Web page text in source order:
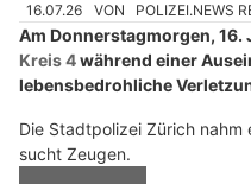
16.07.26 VON POLIZEI.NEWS
Am Donnerstagmorgen,
Kreis 4während einer
lebensbedrohliche
Die Stadtpolizei Zürich
sucht Zeugen.